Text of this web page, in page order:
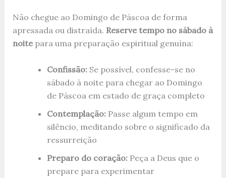
Não chegue ao Domingo de Páscoa de forma
apressada ou distraída. Reserve tempo no sábado à
noitepara uma preparação espiritual genuína:
Confissão:Se possível, confesse-se no
sábado à noite para chegar ao Domingo
de Páscoa em estado de graça completo
Contemplação:Passe algum tempo em
silêncio, meditando sobre o significado da
ressurreição
Preparo do coração:Peça a Deus que o
prepare para experimentar